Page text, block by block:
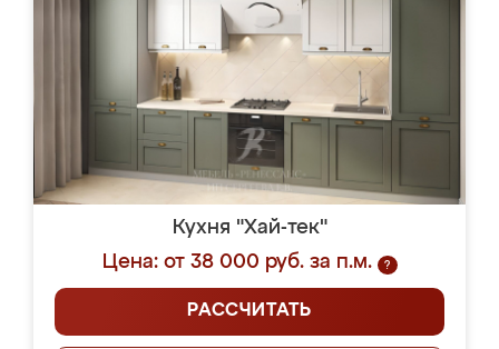
Кухня "Хай-тек"
Цена: от 38 000 руб. за п.м.
?
РАССЧИТАТЬ